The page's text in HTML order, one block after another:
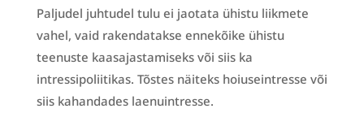
Paljudel juhtudel tulu ei jaotata ühistu liikmete
vahel, vaid rakendatakse ennekõike ühistu
teenuste kaasajastamiseks või siis ka
intressipoliitikas. Tõstes näiteks hoiuseintresse või
siis kahandades laenuintresse.